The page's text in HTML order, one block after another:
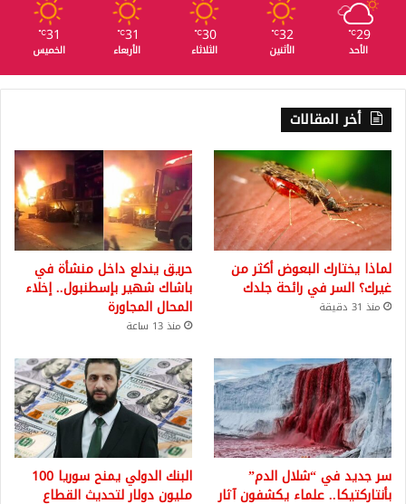
29
℃
الأحد
32
℃
الأثنين
30
℃
الثلاثاء
31
℃
الأربعاء
31
℃
الخميس
أخر المقالات
لماذا يختارك البعوض أكثر من
غيرك؟ السر في رائحة جلدك
منذ 31 دقيقة
حريق يندلع داخل منشأة في
باشاك شهير بإسطنبول.. إخلاء
المحال المجاورة
منذ 13 ساعة
سر جديد في “شلال الدم”
بأنتاركتيكا.. علماء يكشفون آثار
البنك الدولي يمنح سوريا 100
مليون دولار لتحديث القطاع